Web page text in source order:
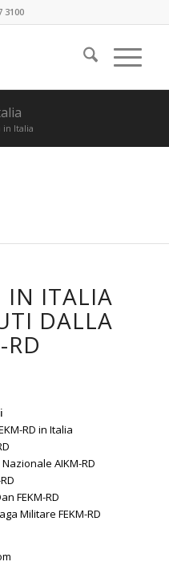
3100
in Italia
IN ITALIA
DALLA
RD
RD in Italia
AIKM-RD
FEKM-RD
Militare FEKM-RD